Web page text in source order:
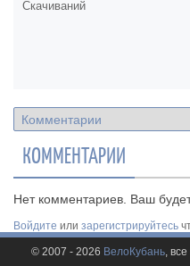
Скачиваний
КОММЕНТАРИИ
Нет комментариев. Ваш
Войдите или зарегистрируйтесь
© 2007 - 2026 ВелоКубань,